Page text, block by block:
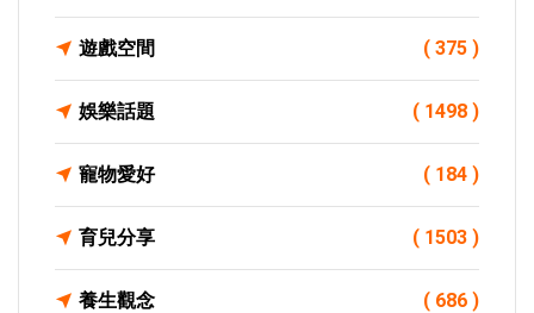
遊戲空間 ( 375 )
娛樂話題 ( 1498 )
寵物愛好 ( 184 )
育兒分享 ( 1503 )
養生觀念 ( 686 )